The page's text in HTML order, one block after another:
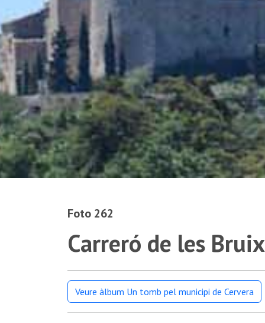
Foto 262
Carreró de les
Veure àlbum Un tomb pel municipi de Cervera